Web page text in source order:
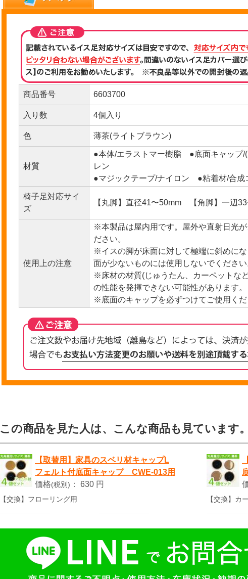
商品番号 6603700
入り数 4個入り
色 薄茶(ライトブラウン)
材質
●本体/エラストマー樹脂 ●底面キャップ/
レン
●マジックテープ/ナイロン ●粘着材/合成
椅子足対応サイ
ズ
【丸脚】直径41〜50mm 【角脚】一辺
使用上の注意
※本製品は屋内用です。屋外や直射日光
ださい。
※イスの脚が床面に対して極端に斜めに
面が少ないものには使用しないでください
※床材の材質(じゅうたん、カーペットな
の性能を発揮できない可能性があります。
※底面のキャップを必ずつけてご使用くだ
この商品を見た人は、こんな商品も見ています。
【取替用】家具のスベリ材キャップL
フェルト付底面キャップ CWE-013用
価格(税別) ： 630 円
【交換】フローリング用 【交換】カ